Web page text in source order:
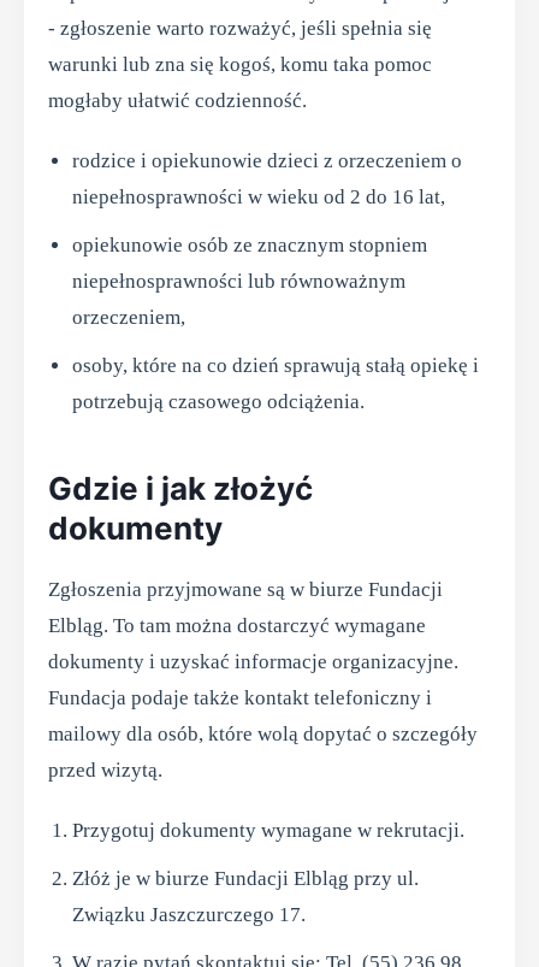
- zgłoszenie warto rozważyć, jeśli spełnia się
warunki lub zna się kogoś, komu taka pomoc
mogłaby ułatwić codzienność.
rodzice i opiekunowie dzieci z orzeczeniem o
niepełnosprawności w wieku od 2 do 16 lat,
opiekunowie osób ze znacznym stopniem
niepełnosprawności lub równoważnym
orzeczeniem,
osoby, które na co dzień sprawują stałą opiekę i
potrzebują czasowego odciążenia.
Gdzie i jak złożyć
dokumenty
Zgłoszenia przyjmowane są w biurze Fundacji
Elbląg. To tam można dostarczyć wymagane
dokumenty i uzyskać informacje organizacyjne.
Fundacja podaje także kontakt telefoniczny i
mailowy dla osób, które wolą dopytać o szczegóły
przed wizytą.
Przygotuj dokumenty wymagane w rekrutacji.
Złóż je w biurze Fundacji Elbląg przy ul.
Związku Jaszczurczego 17.